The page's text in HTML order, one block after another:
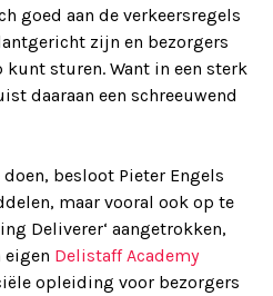
goed aan de verkeersregels
zijn en bezorgers
sturen. Want in een sterk
daaraan een schreeuwend
besloot Pieter Engels
maar vooral ook op te
Deliverer‘ aangetrokken,
eigen Delistaff Academy
opleiding voor bezorgers